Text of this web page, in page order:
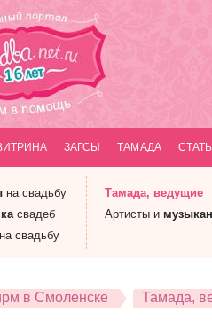
ЗАГСЫ ТАМАДА
на свадьбу
свадеб
на свадьбу
Тамада, ведущие
Артисты и
в Смоленске Тамада,